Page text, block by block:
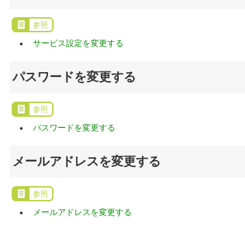
参照
サービス設定を変更する
パスワードを変更する
参照
パスワードを変更する
メールアドレスを変更する
参照
メールアドレスを変更する